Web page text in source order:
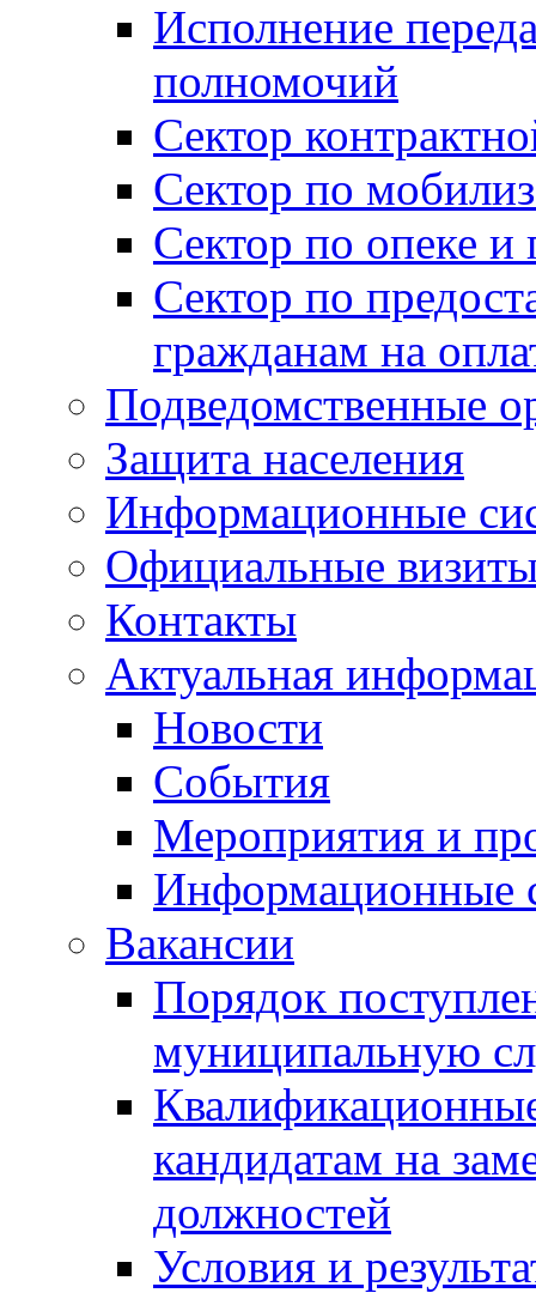
Исполнение
полномочий
Сектор
Сектор по
Сектор по опеке и
Сектор по
гражданам на
Подведомственные
Защита населения
Информационные
Официальные
Контакты
Актуальная
Новости
События
Мероприятия и
Информационные
Вакансии
Порядок
муниципальную
кандидатам на
должностей
Условия и